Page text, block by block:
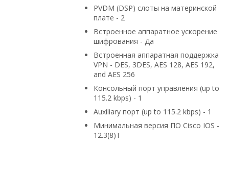
PVDM (DSP) слоты на материнской
плате - 2
Встроенное аппаратное ускорение
шифрования - Да
Встроенная аппаратная поддержка
VPN - DES, 3DES, AES 128, AES 192,
and AES 256
Консольный порт управления (up to
115.2 kbps) - 1
Auxiliary порт (up to 115.2 kbps) - 1
Минимальная версия ПО Cisco IOS -
12.3(8)T